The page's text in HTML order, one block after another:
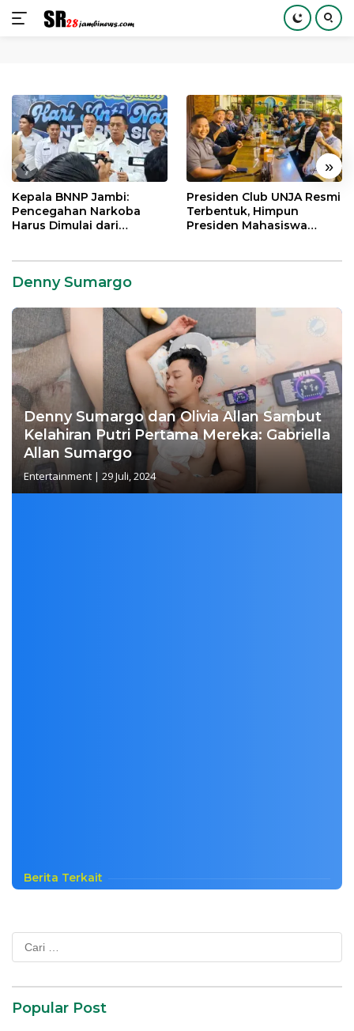
konten
« »
Kepala BNNP Jambi:
Pencegahan Narkoba
Harus Dimulai dari
Presiden Club UNJA Resmi
Terbentuk, Himpun
Presiden Mahasiswa
Denny Sumargo
Denny Sumargo dan Olivia Allan Sambut
Kelahiran Putri Pertama Mereka: Gabriella
Allan Sumargo
Entertainment | 29 Juli, 2024
Berita Terkait
Cari
untuk:
Popular Post